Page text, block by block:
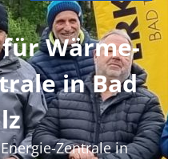
Wärme-
in Bad
Zentrale in